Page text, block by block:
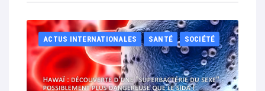
ACTUS INTERNATIONALES SANTÉ SOCIÉTÉ